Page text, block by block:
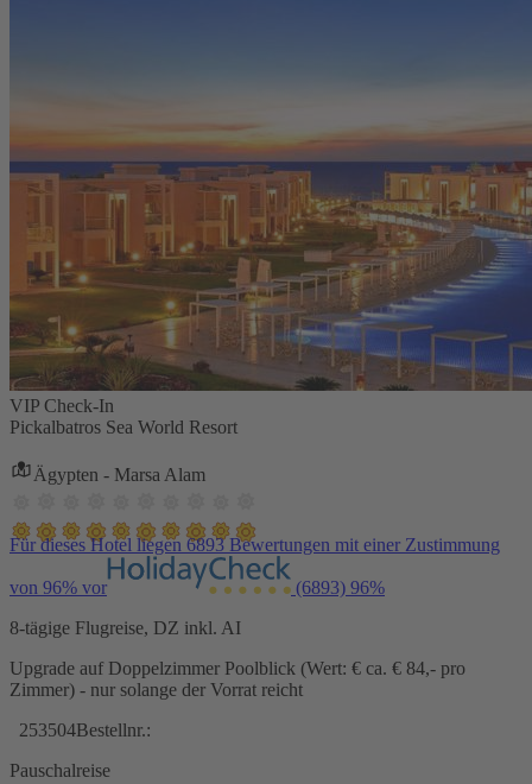
VIP Check-In
Pickalbatros Sea World Resort
Ägypten - Marsa Alam
Für dieses Hotel liegen 6893 Bewertungen mit einer Zustimmung
von 96% vor (6893) 96%
8-tägige Flugreise, DZ inkl. AI
Upgrade auf Doppelzimmer Poolblick (Wert: € ca. € 84,- pro
Zimmer) - nur solange der Vorrat reicht
253504Bestellnr.:
Pauschalreise